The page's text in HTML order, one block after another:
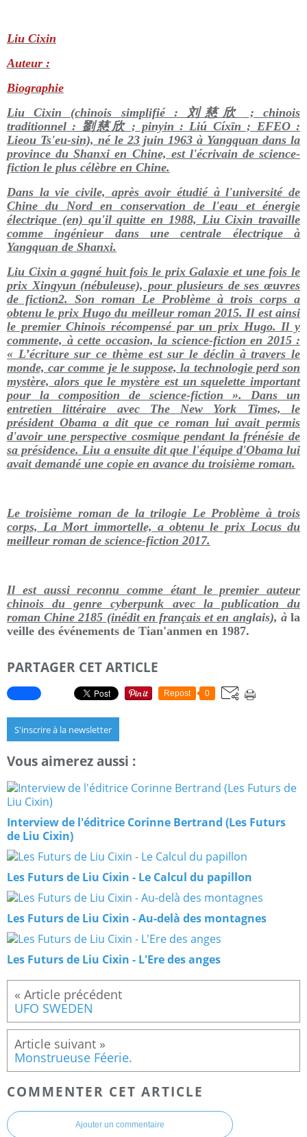
Liu Cixin
Auteur :
Biographie
Liu Cixin (chinois simplifié : 刘慈欣
; chinois
traditionnel : 劉慈欣 ; pinyin : Liú Cíxīn ; EFEO :
Lieou Ts'eu-sin), né le 23 juin 1963 à Yangquan dans la
province du Shanxi en Chine, est l'écrivain de science-
fiction le plus célèbre en Chine.
Dans la vie civile, après avoir étudié à l'université de
Chine du Nord en conservation de l'eau et énergie
électrique (en) qu'il quitte en 1988, Liu Cixin travaille
comme ingénieur dans une centrale électrique à
Yangquan de Shanxi.
Liu Cixin a gagné huit fois le prix Galaxie et une fois le
prix Xingyun (nébuleuse), pour plusieurs de ses œuvres
de fiction2. Son roman Le Problème à trois corps a
obtenu le prix Hugo du meilleur roman 2015. Il est ainsi
le premier Chinois récompensé par un prix Hugo. Il y
commente, à cette occasion, la science-fiction en 2015 :
« L’écriture sur ce thème est sur le déclin à travers le
monde, car comme je le suppose, la technologie perd son
mystère, alors que le mystère est un squelette important
pour la composition de science-fiction ». Dans un
entretien littéraire avec The New York Times, le
président Obama a dit que ce roman lui avait permis
d'avoir une perspective cosmique pendant la frénésie de
sa présidence. Liu a ensuite dit que l'équipe d'Obama lui
avait demandé une copie en avance du troisième roman.
Le troisième roman de la trilogie Le Problème à trois
corps, La Mort immortelle, a obtenu le prix Locus du
meilleur roman de science-fiction 2017.
Il est aussi reconnu comme étant le premier auteur
chinois du genre cyberpunk avec la publication du
roman Chine 2185 (inédit en français et en anglais), àla
veille des événements de Tian'anmen en 1987.
PARTAGER CET ARTICLE
Repost 0
S'inscrire à la newsletter
Vous aimerez aussi :
Interview de l'éditrice Corinne Bertrand (Les Futurs
de Liu Cixin)
Les Futurs de Liu Cixin - Le Calcul du papillon
Les Futurs de Liu Cixin - Au-delà des montagnes
Les Futurs de Liu Cixin - L'Ere des anges
UFO SWEDEN
Monstrueuse Féerie.
COMMENTER CET ARTICLE
Ajouter un commentaire